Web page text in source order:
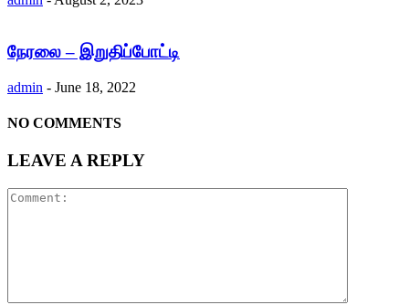
நேரலை – இறுதிப்போட்டி
admin - June 18, 2022
NO COMMENTS
LEAVE A REPLY